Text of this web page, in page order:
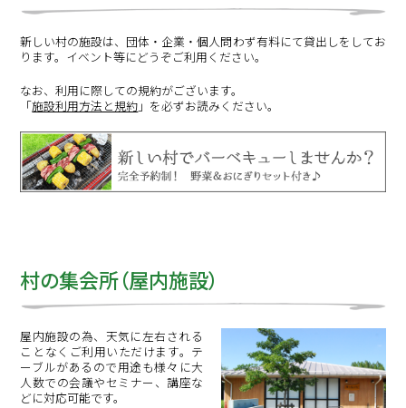
新しい村の施設は、団体・企業・個人問わず有料にて貸出しをしてお
ります。イベント等にどうぞご利用ください。
なお、利用に際しての規約がございます。
「施設利用方法と規約 」を必ずお読みください。
村の集会所（屋内施設）
屋内施設の為、天気に左右される
ことなくご利用いただけます。テ
ーブルがあるので用途も様々に大
人数での会議やセミナー、講座な
どに対応可能です。